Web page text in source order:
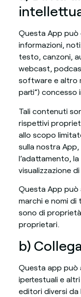
Questa App può
informazioni,
testo, canzoni,
webcast,
software e altro
parti”) concesso
Tali contenuti
rispettivi
allo scopo
sulla nostra
l’adattamento,
visualizzazione
Questa App può
marchi e nomi di
sono di
proprietari.
b)
Questa app può
ipertestuali e
editori diversi